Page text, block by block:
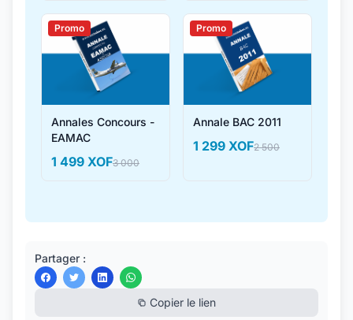
Promo
Annales Concours -
EAMAC
1 499 XOF3 000
Promo
Annale BAC 2011
1 299 XOF2 500
Partager :
Copier le lien